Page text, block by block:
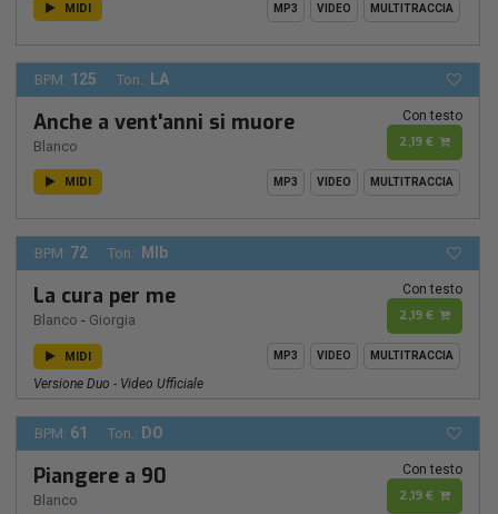
MIDI MP3 VIDEO MULTITRACCIA
BPM: 125 Ton.: LA
Anche a vent'anni si muore
Blanco
Con testo
2,19 €
MIDI MP3 VIDEO MULTITRACCIA
BPM: 72 Ton.: MIb
La cura per me
Blanco - Giorgia
Con testo
2,19 €
MIDI MP3 VIDEO MULTITRACCIA
Versione Duo - Video Ufficiale
BPM: 61 Ton.: DO
Piangere a 90
Blanco
Con testo
2,19 €